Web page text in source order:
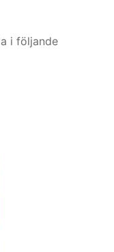
i följande